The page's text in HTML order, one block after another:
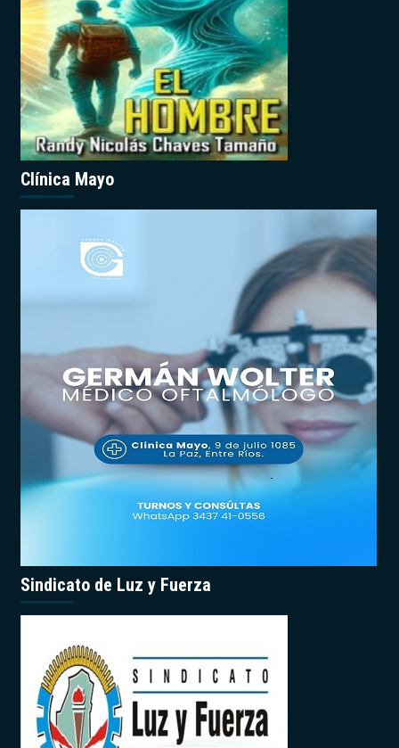
Clínica Mayo
Sindicato de Luz y Fuerza